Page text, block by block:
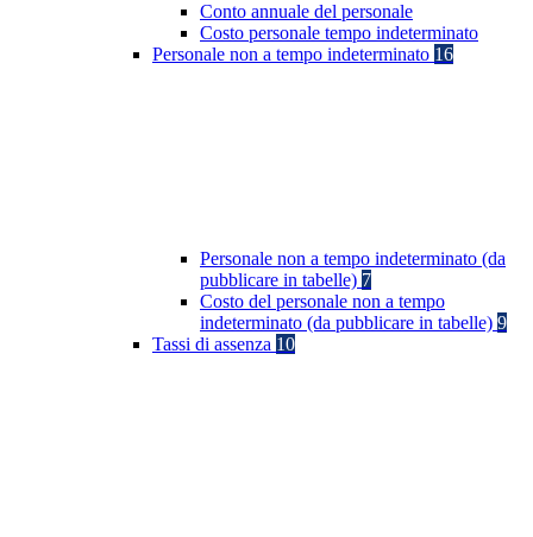
Conto annuale del personale
Costo personale tempo indeterminato
Personale non a tempo indeterminato 16
Personale non a tempo indeterminato (da
pubblicare in tabelle) 7
Costo del personale non a tempo
indeterminato (da pubblicare in tabelle) 9
Tassi di assenza 10